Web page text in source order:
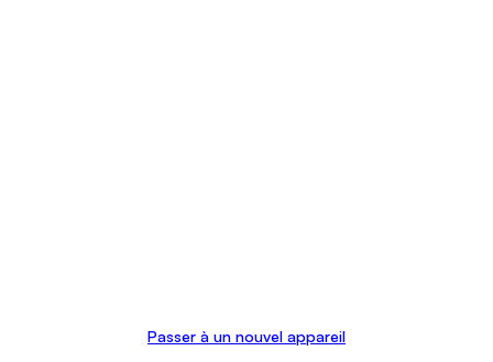
Passer à un nouvel appareil